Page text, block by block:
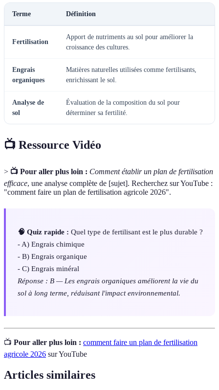
Terme Définition
Fertilisation
Apport de nutriments au sol pour améliorer la
croissance des cultures.
Engrais
organiques
Matières naturelles utilisées comme fertilisants,
enrichissant le sol.
Analyse de
sol
Évaluation de la composition du sol pour
déterminer sa fertilité.
📺 Ressource Vidéo
> 📺 Pour aller plus loin : Comment établir un plan de fertilisation
efficace, une analyse complète de [sujet]. Recherchez sur YouTube :
"comment faire un plan de fertilisation agricole 2026".
🧠 Quiz rapide : Quel type de fertilisant est le plus durable ?
- A) Engrais chimique
- B) Engrais organique
- C) Engrais minéral
Réponse : B — Les engrais organiques améliorent la vie du
sol à long terme, réduisant l'impact environnemental.
📺 Pour aller plus loin : comment faire un plan de fertilisation
agricole 2026 sur YouTube
Articles similaires